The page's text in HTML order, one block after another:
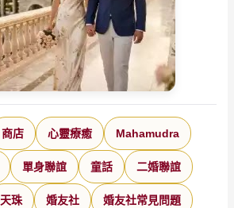
商店 心靈療癒 Mahamudra
單身聯誼 童話 二婚聯誼
天珠 婚友社 婚友社常見問題